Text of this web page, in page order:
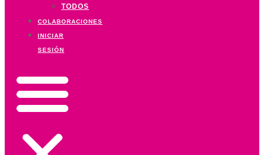
TODOS
COLABORACIONES
INICIAR
SESIÓN